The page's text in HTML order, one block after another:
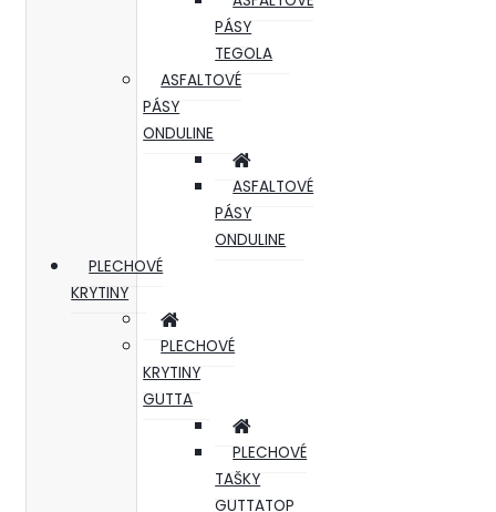
PÁSY
TEGOLA
ASFALTOVÉ
PÁSY
ONDULINE
ASFALTOVÉ
PÁSY
ONDULINE
PLECHOVÉ
KRYTINY
PLECHOVÉ
KRYTINY
GUTTA
PLECHOVÉ
TAŠKY
GUTTATOP